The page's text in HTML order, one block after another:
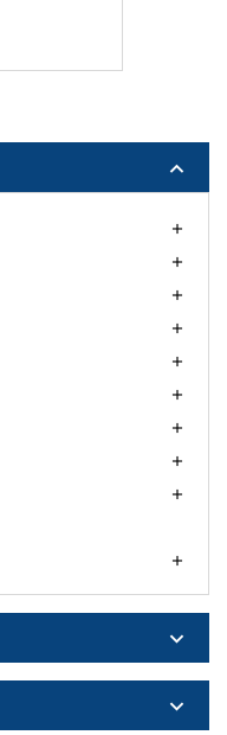












